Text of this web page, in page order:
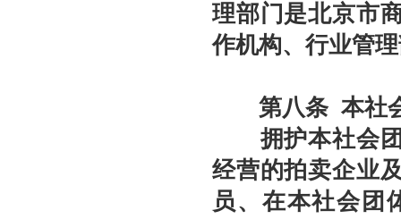
发挥党建引领作用 聚合跨行业发展资源——北京市商业服务业行业协会第一联合党
“协会+媒体+法律联动”助力企业发展系列活动之九——走进理事单位北京鸿盛祥国际
数智+拍卖 提升拍卖服务能力——姚光锋会长参加中拍协王波会长一行对阿里巴巴调
关于开展2026年度行业信用承诺活动的通知（第二批正式启动）
“协会+媒体+法律联动 助力企业发展”系列活动之八——走访会员单位北京懋隆拍卖有
理部门是北京市
作机构、行业管
第八条 本社
拥护本社会团
经营的拍卖企业
员、在本社会团